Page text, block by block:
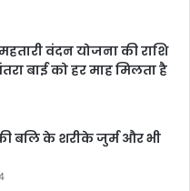
वंदन योजना की राशि
बाई को हर माह मिलता है
बलि के शरीके जुर्म और भी